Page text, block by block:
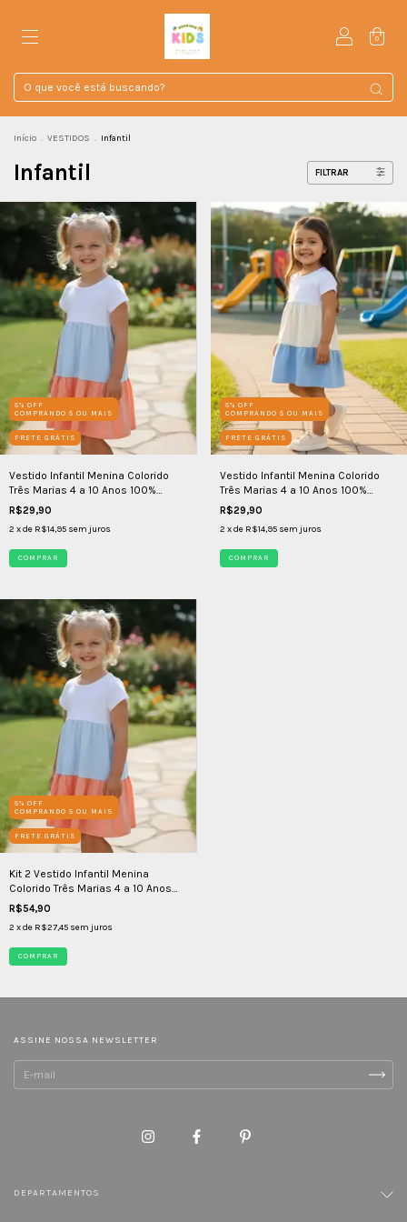
0
Início . VESTIDOS . Infantil
Infantil FILTRAR
5% OFF
COMPRANDO 5 OU MAIS
FRETE GRÁTIS
Vestido Infantil Menina Colorido
Três Marias 4 a 10 Anos 100%
Algodão
R$29,90
2 x de R$14,95 sem juros
COMPRAR
5% OFF
COMPRANDO 5 OU MAIS
FRETE GRÁTIS
Vestido Infantil Menina Colorido
Três Marias 4 a 10 Anos 100%
Algodão
R$29,90
2 x de R$14,95 sem juros
COMPRAR
5% OFF
COMPRANDO 5 OU MAIS
FRETE GRÁTIS
Kit 2 Vestido Infantil Menina
Colorido Três Marias 4 a 10 Anos
100% Algodão
R$54,90
2 x de R$27,45 sem juros
COMPRAR
ASSINE NOSSA NEWSLETTER
DEPARTAMENTOS